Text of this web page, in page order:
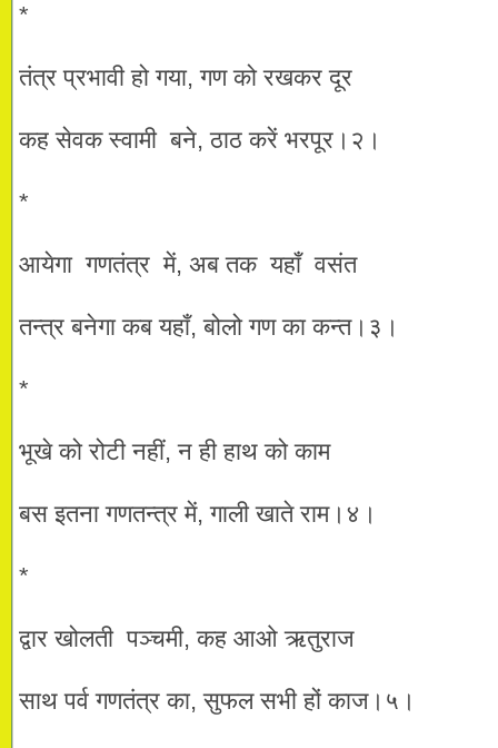
*
तंत्र प्रभावी हो गया, गण को रखकर दूर
कह सेवक स्वामी बने, ठाठ करें भरपूर।२।
*
आयेगा गणतंत्र में, अब तक यहाँ वसंत
तन्त्र बनेगा कब यहाँ, बोलो गण का कन्त।३।
*
भूखे को रोटी नहीं, न ही हाथ को काम
बस इतना गणतन्त्र में, गाली खाते राम।४।
*
द्वार खोलती पञ्चमी, कह आओ ऋतुराज
साथ पर्व गणतंत्र का, सुफल सभी हों काज।५।